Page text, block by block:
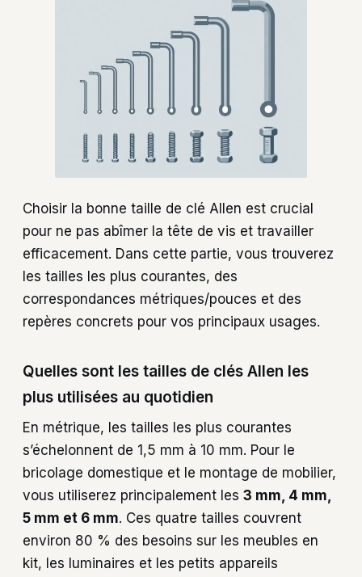
Choisir la bonne taille de clé Allen est crucial
pour ne pas abîmer la tête de vis et travailler
efficacement. Dans cette partie, vous trouverez
les tailles les plus courantes, des
correspondances métriques/pouces et des
repères concrets pour vos principaux usages.
Quelles sont les tailles de clés Allen les
plus utilisées au quotidien
En métrique, les tailles les plus courantes
s’échelonnent de 1,5 mm à 10 mm. Pour le
bricolage domestique et le montage de mobilier,
vous utiliserez principalement les 3 mm, 4 mm,
5 mm et 6 mm. Ces quatre tailles couvrent
environ 80 % des besoins sur les meubles en
kit, les luminaires et les petits appareils